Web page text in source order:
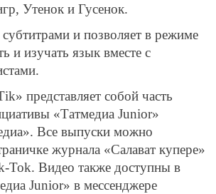
Утенок и Гусенок.
и позволяет в режиме
и изучать язык вместе с
представляет собой часть
«Татмедиа Junior»
Все выпуски можно
журнала «Салават купере»
Tok. Видео также доступны в
Junior» в мессенджере